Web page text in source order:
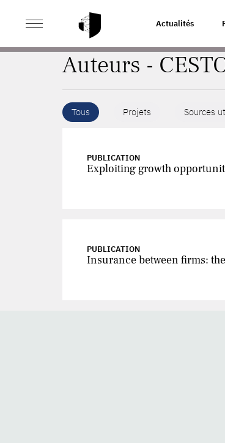
Actualités
ACCUEIL
Auteurs -
Tous Projets Sources
PUBLICATION
Exploiting growth
PUBLICATION
Insurance between firms: